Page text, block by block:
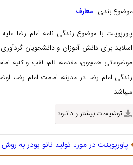
موضوع بندی : معارف
اسلاید برای دانش آموزان و دانشجویان
موضوعاتی همچون، مقدمه، نام، لقب و کنیه
زندگی امام رضا در مدینه، امامت امام رضا،
میباشد.
توضیحات بیشتر و دانلود
پاورپوینت در مورد تولید نانو پودر به